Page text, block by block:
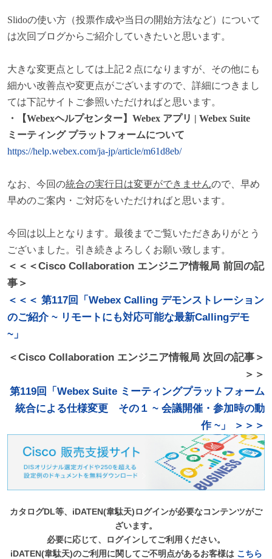
Slidoの使い方（投票作成や当日の開始方法など）について
は次回ブログからご紹介していきたいと思います。
大きな変更点としては上記２点になりますが、その他にも
細かい改善点や変更点がございますので、詳細につきまし
ては下記サイトご参照いただければと思います。
・【Webexヘルプセンター】Webex アプリ | Webex Suite
ミーティング プラットフォームについて
https://help.webex.com/ja-jp/article/m61d8eb/
なお、今回の統合の実行日は変更ができませんので、早め
早めのご案内・ご対応をいただければと思います。
今回は以上となります。最後までご覧いただきありがとう
ございました。引き続きよろしくお願い致します。
＜＜＜Cisco Collaboration エンジニア情報局 前回の記
事＞
＜＜＜ 第117回「Webex Calling デモンストレーション
のご紹介 ~ リモートにも対応可能な最新Callingデモ
~」
＜Cisco Collaboration エンジニア情報局 次回の記事＞
＞＞
第119回「Webex Suite ミーティングプラットフォーム
統合による仕様変更 その１ ~ 会議開催・参加時の動
作 ~」 ＞＞＞
カタログDL等、iDATEN(韋駄天)ログインが必要なコンテンツがご
ざいます。
必要に応じて、ログインしてご利用ください。
iDATEN(韋駄天)のご利用に関してご不明点があるお客様は こちら